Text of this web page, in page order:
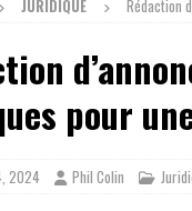
JURIDIQUE Rédaction
pour
2024 Phil Colin